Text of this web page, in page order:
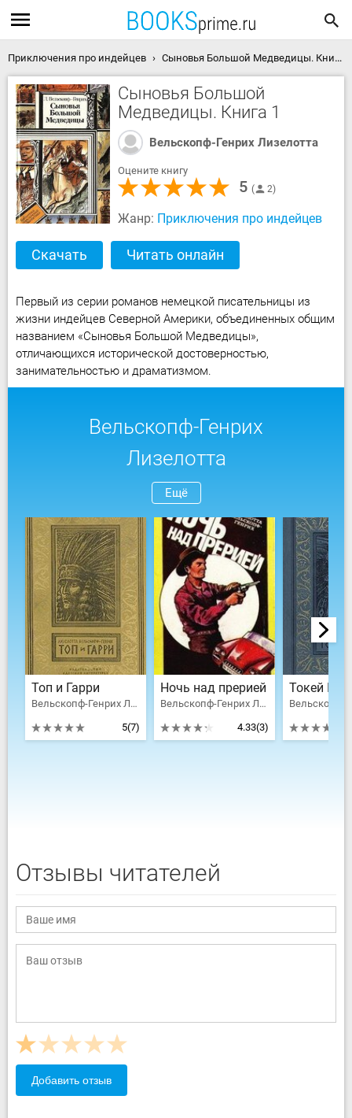
Приключения про индейцев Сыновья Большой Медведицы. Книга 1 скачать книгу
Сыновья Большой
Медведицы. Книга 1
Вельскопф-Генрих Лизелотта
Оцените книгу
5 2
Жанр: Приключения про индейцев
Скачать Читать онлайн
Первый из серии романов немецкой писательницы из
жизни индейцев Северной Америки, объединенных общим
названием «Сыновья Большой Медведицы»,
отличающихся исторической достоверностью,
занимательностью и драматизмом.
Вельскопф-Генрих
Лизелотта
Ещё
Топ и Гарри
Вельскопф-Генрих Лизелотта
5(7)
Ночь над прерией
Вельскопф-Генрих Лизелотта
4.33(3)
Токей Ито
Отзывы читателей
Добавить отзыв